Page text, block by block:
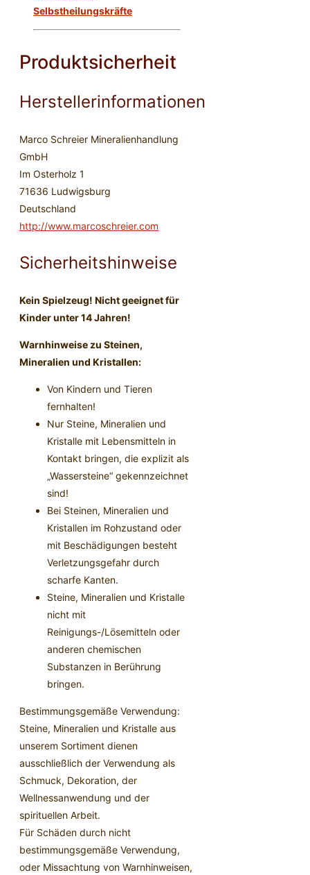
Selbstheilungskräfte
Produktsicherheit
Herstellerinformationen
Marco Schreier Mineralienhandlung
GmbH
Im Osterholz 1
71636 Ludwigsburg
Deutschland
http://www.marcoschreier.com
Sicherheitshinweise
Kein Spielzeug! Nicht geeignet für
Kinder unter 14 Jahren!
Warnhinweise zu Steinen,
Mineralien und Kristallen:
Von Kindern und Tieren
fernhalten!
Nur Steine, Mineralien und
Kristalle mit Lebensmitteln in
Kontakt bringen, die explizit als
„Wassersteine“ gekennzeichnet
sind!
Bei Steinen, Mineralien und
Kristallen im Rohzustand oder
mit Beschädigungen besteht
Verletzungsgefahr durch
scharfe Kanten.
Steine, Mineralien und Kristalle
nicht mit
Reinigungs-/Lösemitteln oder
anderen chemischen
Substanzen in Berührung
bringen.
Bestimmungsgemäße Verwendung:
Steine, Mineralien und Kristalle aus
unserem Sortiment dienen
ausschließlich der Verwendung als
Schmuck, Dekoration, der
Wellnessanwendung und der
spirituellen Arbeit.
Für Schäden durch nicht
bestimmungsgemäße Verwendung,
oder Missachtung von Warnhinweisen,